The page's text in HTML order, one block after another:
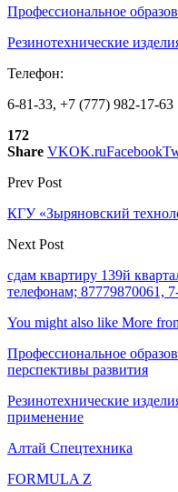
Профессиональное
Резинотехнические
Телефон:
6-81-33, +7 (777) 982-17-63
172
Share VKOK.ruFacebook
Prev Post
КГУ «Зыряновский
Next Post
cдам квартиру 139й
телефонам; 87779870061,
You might also like More
Профессиональное
перспективы развития
Резинотехнические
применение
Алтай Спецтехника
FORMULA Z